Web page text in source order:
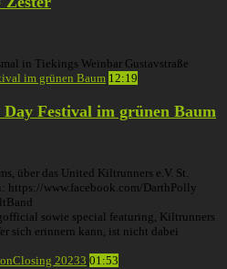
in Tiekings Weinbar Gustavstraße
12:19
Festival im grünen Baum
über das United Kiltrunners e.V. St.
https://www.facebook.com/DarthPolly
sowie special featuring, Kiltrunners
sich erinnern kann, ist nicht dabei
01:53